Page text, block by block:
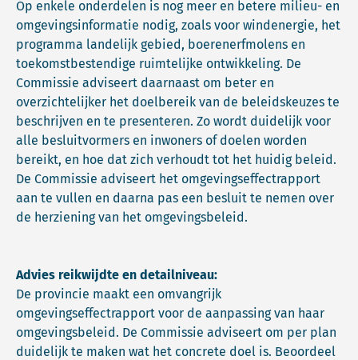
Op enkele onderdelen is nog meer en betere milieu- en
omgevingsinformatie nodig, zoals voor windenergie, het
programma landelijk gebied, boerenerfmolens en
toekomstbestendige ruimtelijke ontwikkeling. De
Commissie adviseert daarnaast om beter en
overzichtelijker het doelbereik van de beleidskeuzes te
beschrijven en te presenteren. Zo wordt duidelijk voor
alle besluitvormers en inwoners of doelen worden
bereikt, en hoe dat zich verhoudt tot het huidig beleid.
De Commissie adviseert het omgevingseffectrapport
aan te vullen en daarna pas een besluit te nemen over
de herziening van het omgevingsbeleid.
Advies reikwijdte en detailniveau:
De provincie maakt een omvangrijk
omgevingseffectrapport voor de aanpassing van haar
omgevingsbeleid. De Commissie adviseert om per plan
duidelijk te maken wat het concrete doel is. Beoordeel